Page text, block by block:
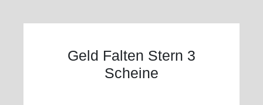
Geld Falten Stern 3
Scheine